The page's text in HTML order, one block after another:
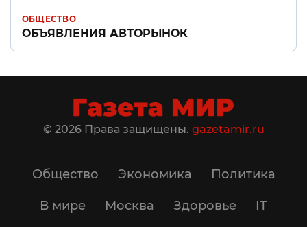
ОБЩЕСТВО
ОБЪЯВЛЕНИЯ АВТОРЫНОК
© 2026 Права защищены. gazetamir.ru
Общество Экономика Политика
В мире Москва Здоровье IT